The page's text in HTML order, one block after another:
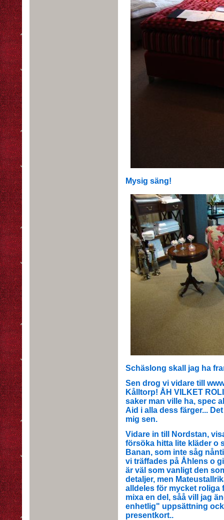
Mysig säng!
Schäslong skall jag ha
Sen drog vi vidare till
Kålltorp! ÅH VILKET
saker man ville ha, spec
Aid i alla dess färger...
mig sen.
Vidare in till Nordstan,
försöka hitta lite kläder o
Banan, som inte såg
vi träffades på Åhlens o
är väl som vanligt den
detaljer, men
alldeles för mycket roliga
mixa en del, såå vill jag
enhetlig" uppsättning
presentkort..